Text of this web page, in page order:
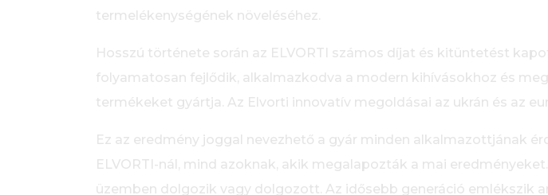
termelékenységének növeléséhez.
Hosszú története során az ELVORTI számos díjat és kitüntetést
folyamatosan fejlődik, alkalmazkodva a modern kihívásokhoz és
termékeket gyártja. Az Elvorti innovatív megoldásai az ukrán és az
Ez az eredmény joggal nevezhető a gyár minden alkalmazottjának
ELVORTI-nál, mind azoknak, akik megalapozták a mai
üzemben dolgozik vagy dolgozott. Az idősebb generáció emlékszik